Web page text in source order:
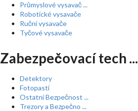
Průmyslové vysavač ...
Robotické vysavače
Ruční vysavače
Tyčové vysavače
Zabezpečovací tech ...
Detektory
Fotopasti
Ostatní Bezpečnost ...
Trezory a Bezpečno ...